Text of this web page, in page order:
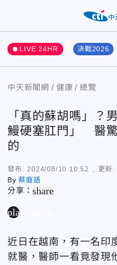
LIVE 24HR 決戰2026
中天新聞網 健康 總覽
「真的蘇胡嗎」？
鰻硬塞肛門」 醫
的
發布: 2024/08/10 10:52 , 更新:
By蔡庭語
分享：share
play_arrow
近日在越南，有一名印
就醫，醫師一看竟發現